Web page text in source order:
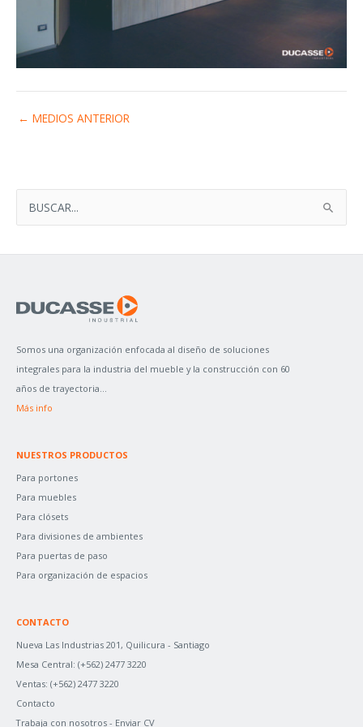
S
O
R
:
← MEDIOS ANTERIOR
Somos una organización enfocada al diseño de soluciones
integrales para la industria del mueble y la construcción con 60
años de trayectoria...
Más info
NUESTROS PRODUCTOS
Para portones
Para muebles
Para clósets
Para divisiones de ambientes
Para puertas de paso
Para organización de espacios
CONTACTO
Nueva Las Industrias 201, Quilicura - Santiago
Mesa Central: (+562) 2477 3220
Ventas: (+562) 2477 3220
Contacto
Trabaja con nosotros - Enviar CV